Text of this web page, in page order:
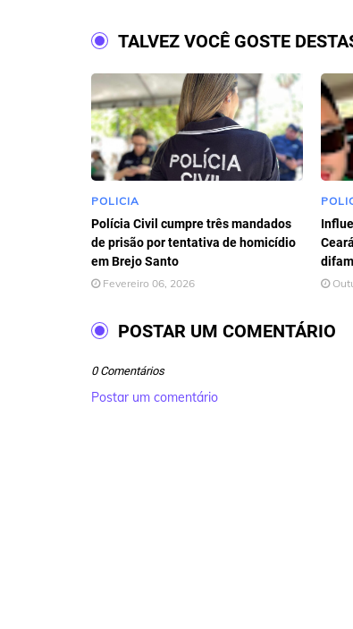
TALVEZ VOCÊ GOSTE
POLICIA
Polícia Civil cumpre três mandados
de prisão por tentativa de homicídio
em Brejo Santo
Fevereiro 06, 2026
POSTAR UM COMENTÁRIO
0 Comentários
Postar um comentário